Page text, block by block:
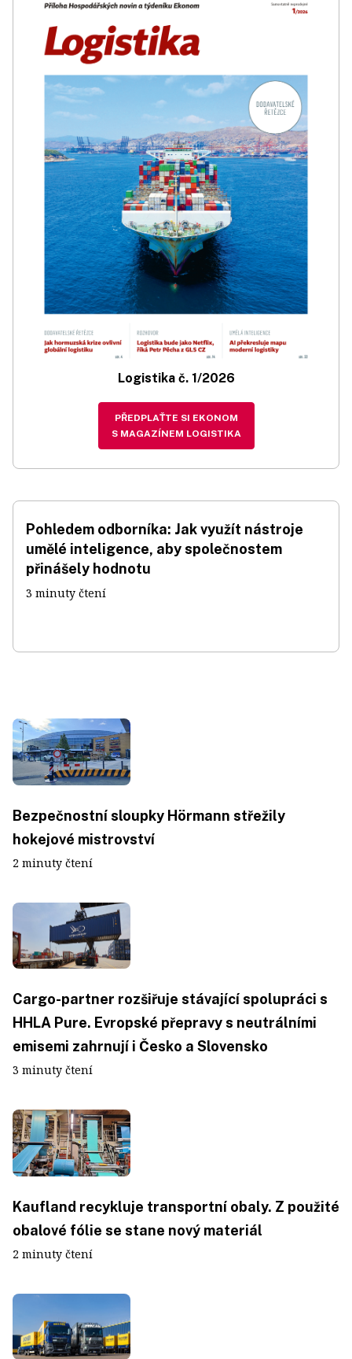
Logistika č. 1/2026
PŘEDPLAŤTE SI EKONOM
S MAGAZÍNEM LOGISTIKA
Pohledem odborníka: Jak využít nástroje
umělé inteligence, aby společnostem
přinášely hodnotu
3 minuty čtení
Bezpečnostní sloupky Hörmann střežily
hokejové mistrovství
2 minuty čtení
Cargo-partner rozšiřuje stávající spolupráci s
HHLA Pure. Evropské přepravy s neutrálními
emisemi zahrnují i Česko a Slovensko
3 minuty čtení
Kaufland recykluje transportní obaly. Z použité
obalové fólie se stane nový materiál
2 minuty čtení